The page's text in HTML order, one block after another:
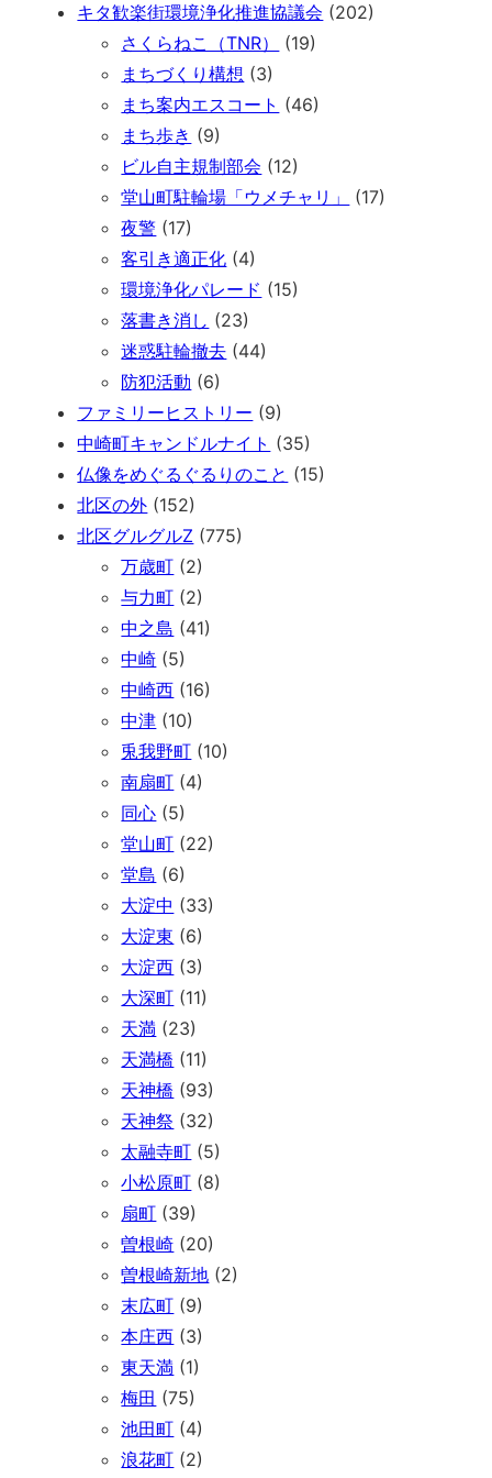
キタ歓楽街環境浄化推進協議会 (202)
さくらねこ（TNR）
(19)
まちづくり構想 (3)
まち案内エスコート (46)
まち歩き (9)
ビル自主規制部会 (12)
堂山町駐輪場「ウメチャリ」
(17)
夜警 (17)
客引き適正化 (4)
環境浄化パレード (15)
落書き消し (23)
迷惑駐輪撤去 (44)
防犯活動 (6)
ファミリーヒストリー (9)
中崎町キャンドルナイト (35)
仏像をめぐるぐるりのこと (15)
北区の外 (152)
北区グルグルZ (775)
万歳町 (2)
与力町 (2)
中之島 (41)
中崎 (5)
中崎西 (16)
中津 (10)
兎我野町 (10)
南扇町 (4)
同心 (5)
堂山町 (22)
堂島 (6)
大淀中 (33)
大淀東 (6)
大淀西 (3)
大深町 (11)
天満 (23)
天満橋 (11)
天神橋 (93)
天神祭 (32)
太融寺町 (5)
小松原町 (8)
扇町 (39)
曽根崎 (20)
曽根崎新地 (2)
末広町 (9)
本庄西 (3)
東天満 (1)
梅田 (75)
池田町 (4)
浪花町 (2)